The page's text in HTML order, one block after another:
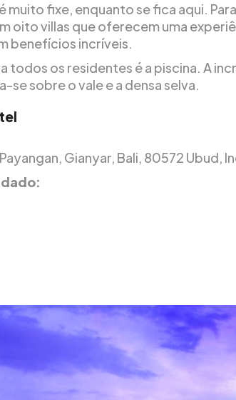
muito fixe, enquanto se fica aqui.
oito villas que oferecem uma
benefícios incríveis.
todos os residentes é a piscina. A
sobre o vale e a densa selva.
Gianyar, Bali, 80572 Ubud,